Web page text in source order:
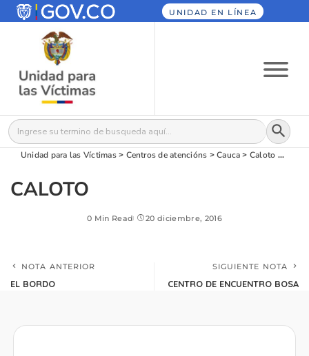
UNIDAD EN LÍNEA
Buscar: Botón
Unidad para las Víctimas> Centros de atencións >Cauca > Caloto
CALOTO
0 Min Read 20 diciembre, 2016
NOTA ANTERIOR
EL BORDO
SIGUIENTE NOTA
CENTRO DE ENCUENTRO BOSA